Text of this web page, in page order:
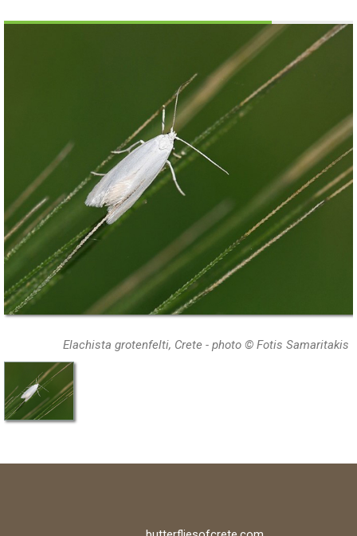
Elachista grotenfelti, Crete - photo © Fotis Samaritakis